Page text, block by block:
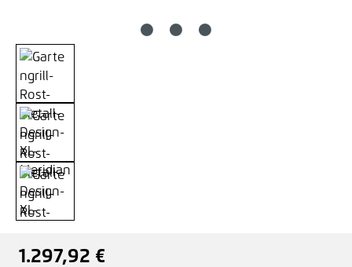
Regulärer Preis:
1.297,92 €